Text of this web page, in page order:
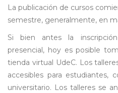
La publicación de cursos
semestre, generalmente, en
Si bien antes la
presencial, hoy es posible
tienda virtual UdeC. Los
accesibles para estudiantes,
universitario. Los talleres se